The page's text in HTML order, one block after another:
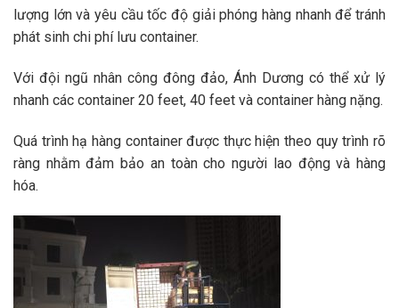
lượng lớn và yêu cầu tốc độ giải phóng hàng nhanh để tránh
phát sinh chi phí lưu container.
Với đội ngũ nhân công đông đảo, Ánh Dương có thể xử lý
nhanh các container 20 feet, 40 feet và container hàng nặng.
Quá trình hạ hàng container được thực hiện theo quy trình rõ
ràng nhằm đảm bảo an toàn cho người lao động và hàng
hóa.